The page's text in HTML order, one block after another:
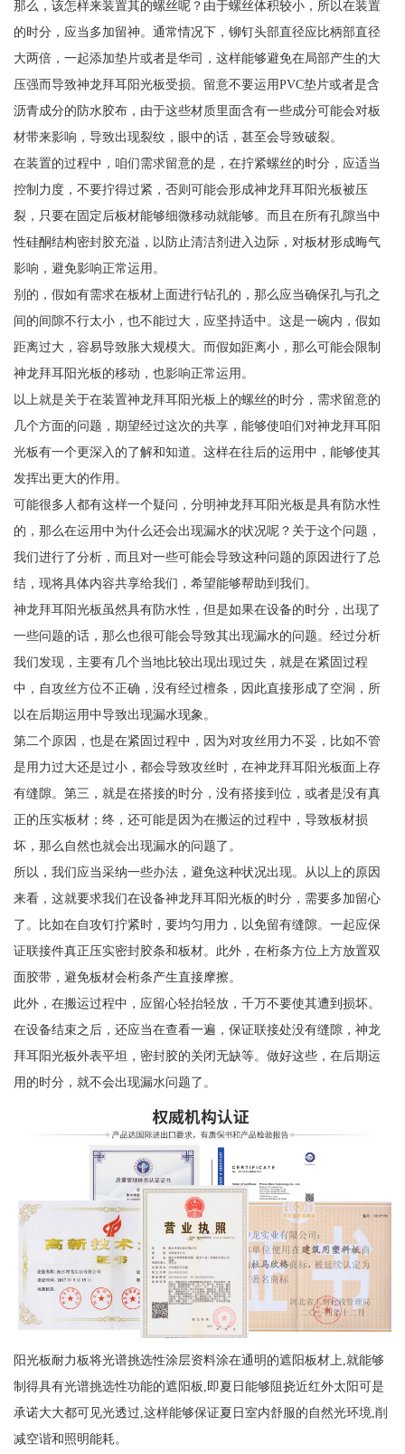
那么，该怎样来装置其的螺丝呢？由于螺丝体积较小，所以在装置
的时分，应当多加留神。通常情况下，铆钉头部直径应比柄部直径
大两倍，一起添加垫片或者是华司，这样能够避免在局部产生的大
压强而导致神龙拜耳阳光板受损。留意不要运用PVC垫片或者是含
沥青成分的防水胶布，由于这些材质里面含有一些成分可能会对板
材带来影响，导致出现裂纹，眼中的话，甚至会导致破裂。
在装置的过程中，咱们需求留意的是，在拧紧螺丝的时分，应适当
控制力度，不要拧得过紧，否则可能会形成神龙拜耳阳光板被压
裂，只要在固定后板材能够细微移动就能够。而且在所有孔隙当中
性硅酮结构密封胶充溢，以防止清洁剂进入边际，对板材形成晦气
影响，避免影响正常运用。
别的，假如有需求在板材上面进行钻孔的，那么应当确保孔与孔之
间的间隙不行太小，也不能过大，应坚持适中。这是一碗内，假如
距离过大，容易导致胀大规模大。而假如距离小，那么可能会限制
神龙拜耳阳光板的移动，也影响正常运用。
以上就是关于在装置神龙拜耳阳光板上的螺丝的时分，需求留意的
几个方面的问题，期望经过这次的共享，能够使咱们对神龙拜耳阳
光板有一个更深入的了解和知道。这样在往后的运用中，能够使其
发挥出更大的作用。
可能很多人都有这样一个疑问，分明神龙拜耳阳光板是具有防水性
的，那么在运用中为什么还会出现漏水的状况呢？关于这个问题，
我们进行了分析，而且对一些可能会导致这种问题的原因进行了总
结，现将具体内容共享给我们，希望能够帮助到我们。
神龙拜耳阳光板虽然具有防水性，但是如果在设备的时分，出现了
一些问题的话，那么也很可能会导致其出现漏水的问题。经过分析
我们发现，主要有几个当地比较出现出现过失，就是在紧固过程
中，自攻丝方位不正确，没有经过檀条，因此直接形成了空洞，所
以在后期运用中导致出现漏水现象。
第二个原因，也是在紧固过程中，因为对攻丝用力不妥，比如不管
是用力过大还是过小，都会导致攻丝时，在神龙拜耳阳光板面上存
有缝隙。第三，就是在搭接的时分，没有搭接到位，或者是没有真
正的压实板材；终，还可能是因为在搬运的过程中，导致板材损
坏，那么自然也就会出现漏水的问题了。
所以，我们应当采纳一些办法，避免这种状况出现。从以上的原因
来看，这就要求我们在设备神龙拜耳阳光板的时分，需要多加留心
了。比如在自攻钉拧紧时，要均匀用力，以免留有缝隙。一起应保
证联接件真正压实密封胶条和板材。此外，在桁条方位上方放置双
面胶带，避免板材会桁条产生直接摩擦。
此外，在搬运过程中，应留心轻抬轻放，千万不要使其遭到损坏。
在设备结束之后，还应当在查看一遍，保证联接处没有缝隙，神龙
拜耳阳光板外表平坦，密封胶的关闭无缺等。做好这些，在后期运
用的时分，就不会出现漏水问题了。
阳光板耐力板将光谱挑选性涂层资料涂在通明的遮阳板材上,就能够
制得具有光谱挑选性功能的遮阳板,即夏日能够阻挠近红外太阳可是
承诺大大都可见光透过,这样能够保证夏日室内舒服的自然光环境,削
减空谐和照明能耗。